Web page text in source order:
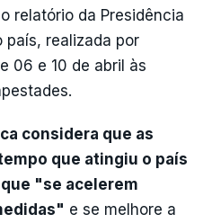
relatório da Presidência
país, realizada por
06 e 10 de abril às
considera que as
que atingiu o país
"se acelerem
e se melhore a